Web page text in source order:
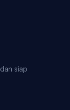
siap